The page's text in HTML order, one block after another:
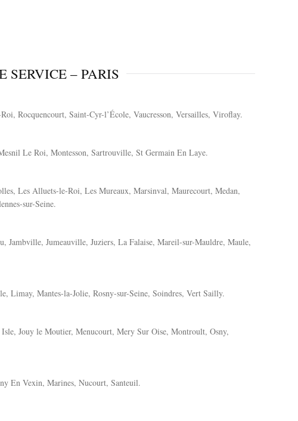
SERVICE – PARIS
Rocquencourt, Saint-Cyr-l’École, Vaucresson, Versailles, Viroflay.
Le Roi, Montesson, Sartrouville, St Germain En Laye.
Les Alluets-le-Roi, Les Mureaux, Marsinval, Maurecourt, Medan,
sur-Seine.
Jumeauville, Juziers, La Falaise, Mareil-sur-Mauldre, Maule,
Mantes-la-Jolie, Rosny-sur-Seine, Soindres, Vert Sailly.
Jouy le Moutier, Menucourt, Mery Sur Oise, Montroult, Osny,
En Vexin, Marines, Nucourt, Santeuil.